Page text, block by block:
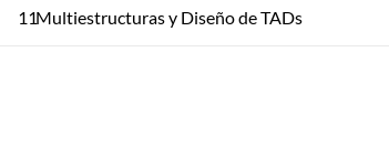
11Multiestructuras y Diseño de TADs